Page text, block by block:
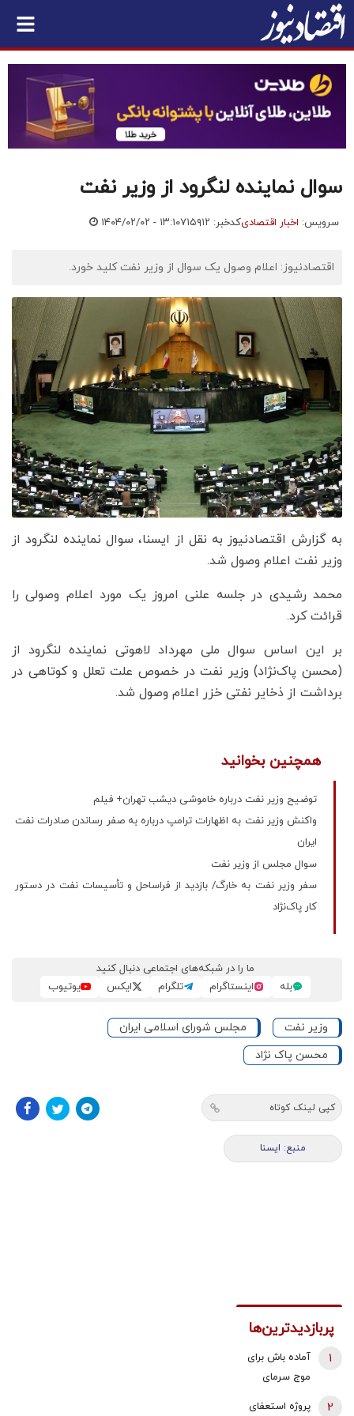
سوال نماینده لنگرود از وزیر نفت
سرویس: اخبار اقتصادیکدخبر: ۷۱۵۹۱۲ ۱۴۰۴/۰۲/۰۲ - ۱۳:۱۰
اقتصادنیوز: اعلام وصول یک سوال از وزیر نفت کلید خورد.
به گزارش اقتصادنیوز به نقل از ایسنا، سوال نماینده لنگرود از
وزیر نفت اعلام وصول شد.
محمد رشیدی در جلسه علنی امروز یک مورد اعلام وصولی را
قرائت کرد.
بر این اساس سوال ملی مهرداد لاهوتی نماینده لنگرود از
(محسن پاک‌نژاد) وزیر نفت در خصوص علت تعلل و کوتاهی در
برداشت از ذخایر نفتی خزر اعلام وصول شد.
همچنین بخوانید
توضیح وزیر نفت درباره خاموشی دیشب تهران+ فیلم
واکنش وزیر نفت به اظهارات ترامپ درباره به صفر رساندن صادرات نفت
ایران
سوال مجلس از وزیر نفت
سفر وزیر نفت به خارگ/ بازدید از فراساحل و تأسیسات نفت در دستور
کار پاک‌نژاد
ما را در شبکه‌های اجتماعی دنبال کنید
بله
اینستاگرام تلگرام ایکس یوتیوب
وزیر نفت
مجلس شورای اسلامی ایران
محسن پاک نژاد
کپی لینک کوتاه
منبع: ایسنا
پربازدیدترین‌ها
آماده باش برای
موج سرمای
1
پروژه استعفای 2